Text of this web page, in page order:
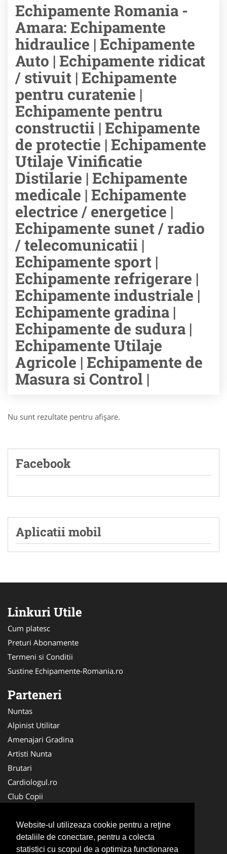
Website-ul utilizeaza cookie pentru a reţine
detaliile de conectare, pentru a colecta
statistici cu scopul de a optimiza functionarea
Echipamente Romania -
Amara: Echipamente
hidraulice | Echipamente
Auto | Echipamente ridicat
/ stivuit | Echipamente
pentru curatenie |
Echipamente pentru
constructii | Echipamente
de protectie | Echipamente
Utilaje Vinificatie
Distilarie | Echipamente
medicale | Echipamente
electrice / energetice |
Echipamente sunet / radio
/ telecomunicatii |
Echipamente sport |
Echipamente refrigerare |
Echipamente industriale |
Echipamente gradina |
Echipamente de sudura |
Echipamente Utilaje
Agricole | Echipamente de
Masura si Control |
Nu sunt rezultate pentru afişare.
Facebook
Aplicatii mobil
Linkuri Utile
Cum platesc
Preturi Abonamente
Termeni si Conditii
Sustine Echipamente-Romania.ro
Parteneri
Nuntas
Alpinist Utilitar
Amenajari Gradina
Artisti Nunta
Brutari
Cardiologul.ro
Club Copii
Ambalaje Romania
Cabinet-Individual.ro